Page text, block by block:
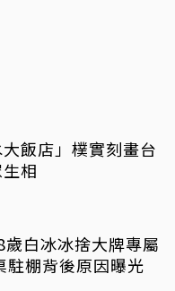
飯店」樸實刻畫台
相
白冰冰捨大牌專屬
駐棚背後原因曝光